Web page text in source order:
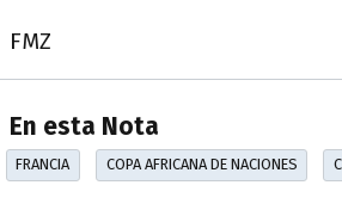
FMZ
En esta Nota
FRANCIA COPA AFRICANA DE NACIONES